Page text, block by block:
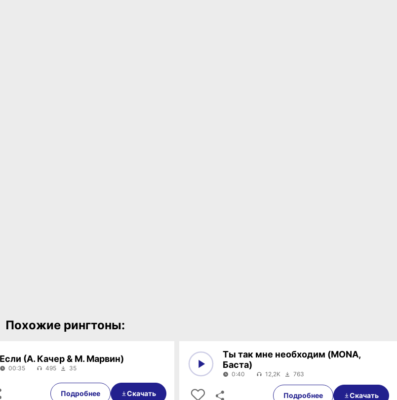
Похожие рингтоны:
00:35
Если (А. Качер & М. Марвин)
00:35 495 35
Подробнее Скачать
0:40
Ты так мне необходим (MONA,
Баста)
0:40 12,2K 763
Подробнее Скачать